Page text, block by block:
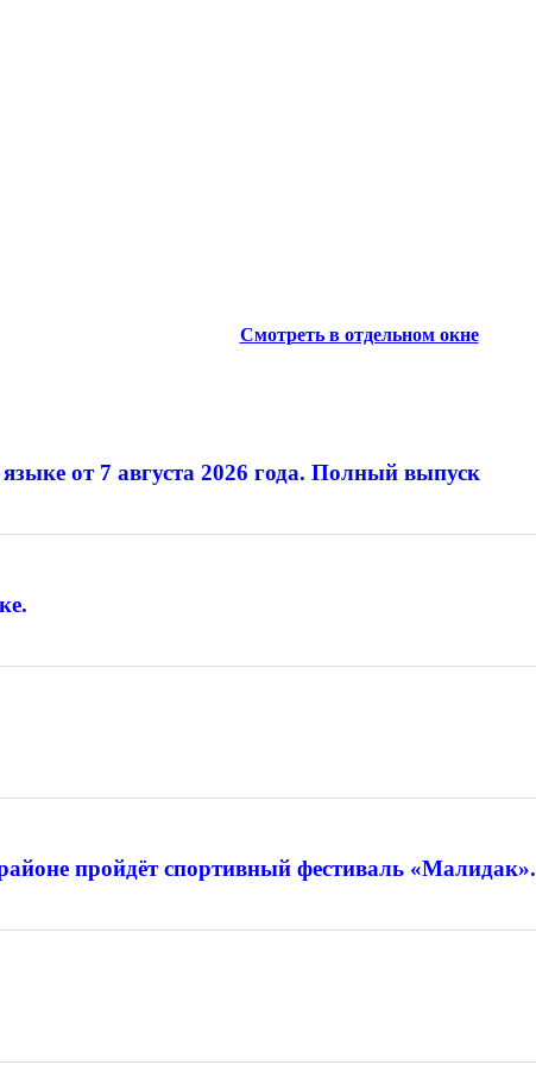
Смотреть в отдельном окне
от 7 августа 2026 года. Полный выпуск
пройдёт спортивный фестиваль «Малидак».